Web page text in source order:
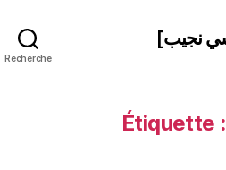
Recherche
Étiquette :